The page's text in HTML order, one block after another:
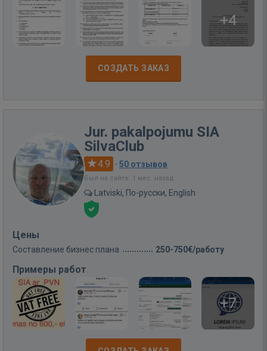
+4
СОЗДАТЬ ЗАКАЗ
Jur. pakalpojumu SIA
SilvaClub
4.9 · 50 отзывов
Был на сайте: 1 мес. назад
Latviski, По-русски, English
Цены
Составление бизнес плана 250-750€/работу
Примеры работ
+7